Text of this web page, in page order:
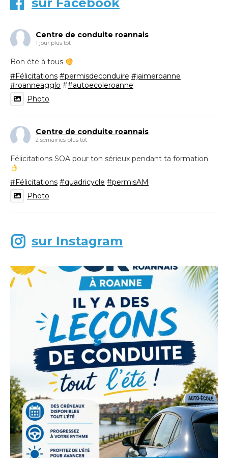
Centre de conduite roannais
1 jour plus tôt
Bon été à tous
#Félicitations #permisdeconduire #jaimeroanne
#roanneagglo ##autoecoleroanne
Photo
Centre de conduite roannais
2 semaines plus tôt
Félicitations SOA pour ton sérieux pendant ta formation
#Félicitations #quadricycle #permisAM
Photo
sur Instagram